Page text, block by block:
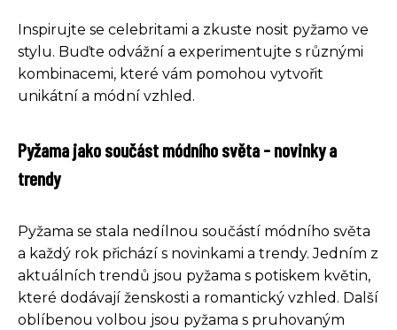
Inspirujte se celebritami a zkuste nosit pyžamo ve
stylu. Buďte odvážní a experimentujte s různými
kombinacemi, které vám pomohou vytvořit
unikátní a módní vzhled.
Pyžama jako součást módního světa - novinky a
trendy
Pyžama se stala nedílnou součástí módního světa
a každý rok přichází s novinkami a trendy. Jedním z
aktuálních trendů jsou pyžama s potiskem květin,
které dodávají ženskosti a romantický vzhled. Další
oblíbenou volbou jsou pyžama s pruhovaným